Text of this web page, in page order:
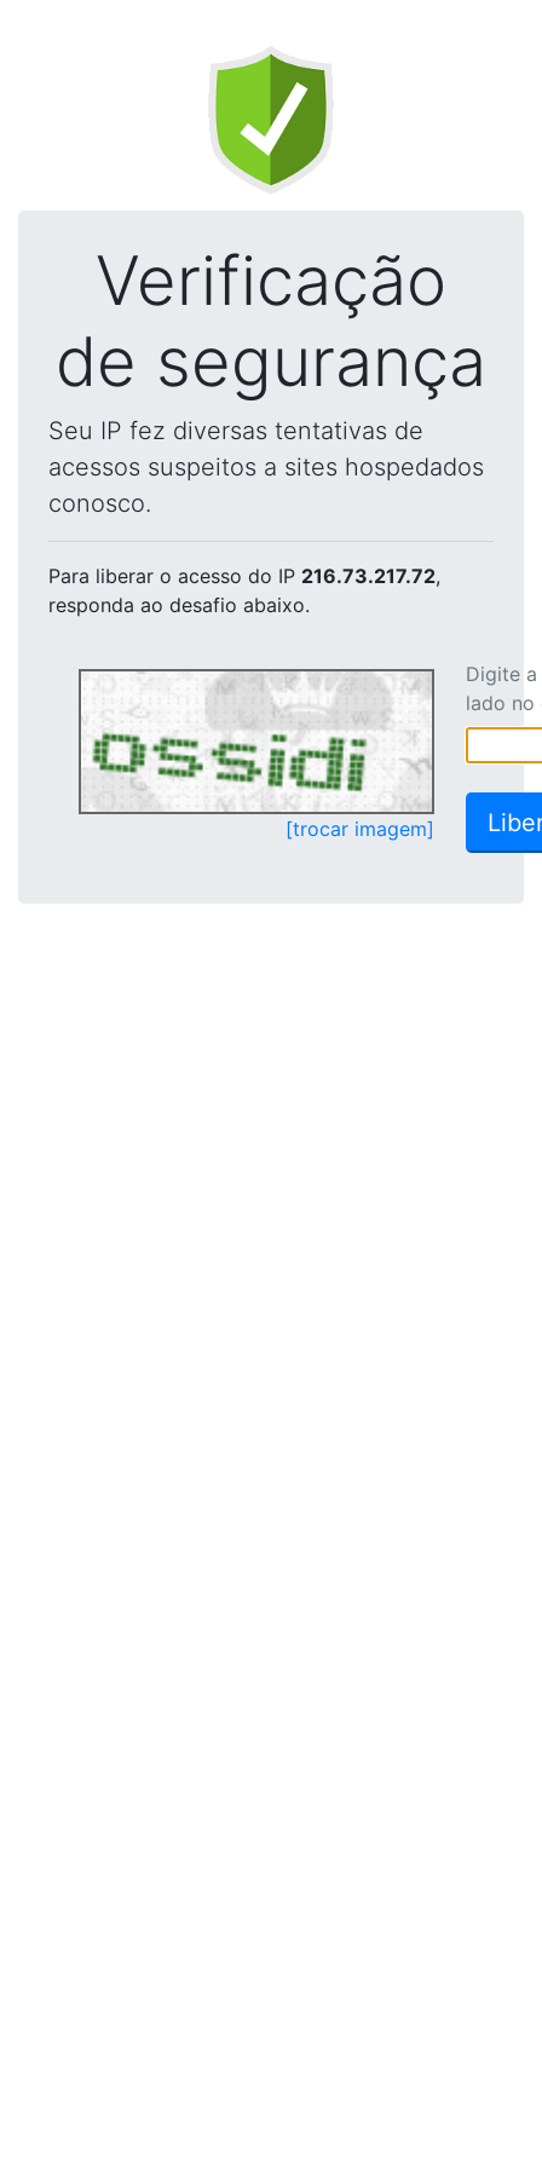
Verificação
de segurança
Seu IP fez diversas tentativas de
acessos suspeitos a sites hospedados
conosco.
Para liberar o acesso do IP 216.73.217.72,
responda ao desafio abaixo.
[trocar imagem]
Digite
lado no